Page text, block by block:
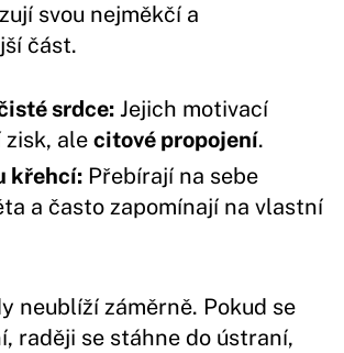
svou nejměkčí a
část.
srdce: Jejich motivací
zisk, alecitové propojení.
křehcí: Přebírají na sebe
a často zapomínají na vlastní
neublíží záměrně. Pokud se
raději se stáhne do ústraní,